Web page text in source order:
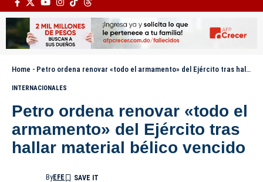
Home - Petro ordena renovar «todo el armamento» del Ejército tras hallar material bélico vencido
INTERNACIONALES
Petro ordena renovar «todo el
armamento» del Ejército tras
hallar material bélico vencido
ByEFE